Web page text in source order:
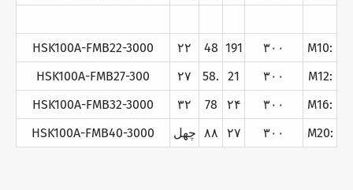
HSK100A-FMB22-3000 ۲۲ 48 191 ۳۰۰
M10:
HSK100A-FMB27-300
۲۷ 58. 21 ۳۰۰
M12:
HSK100A-FMB32-3000
۳۲ 78 ۲۴ ۳۰۰
M16:
HSK100A-FMB40-3000
چهل ۸۸ ۲۷ ۳۰۰ M20: